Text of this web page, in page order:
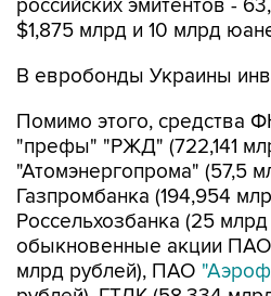
В евробонды Украины
Помимо этого, средства
"Атомэнергопрома" (57,5
Газпромбанка (194,954
Россельхозбанка (25
обыкновенные акции
млрд рублей), ПАО
рублей), ГТЛК (58,334
(3 трлн 106 млрд рублей),